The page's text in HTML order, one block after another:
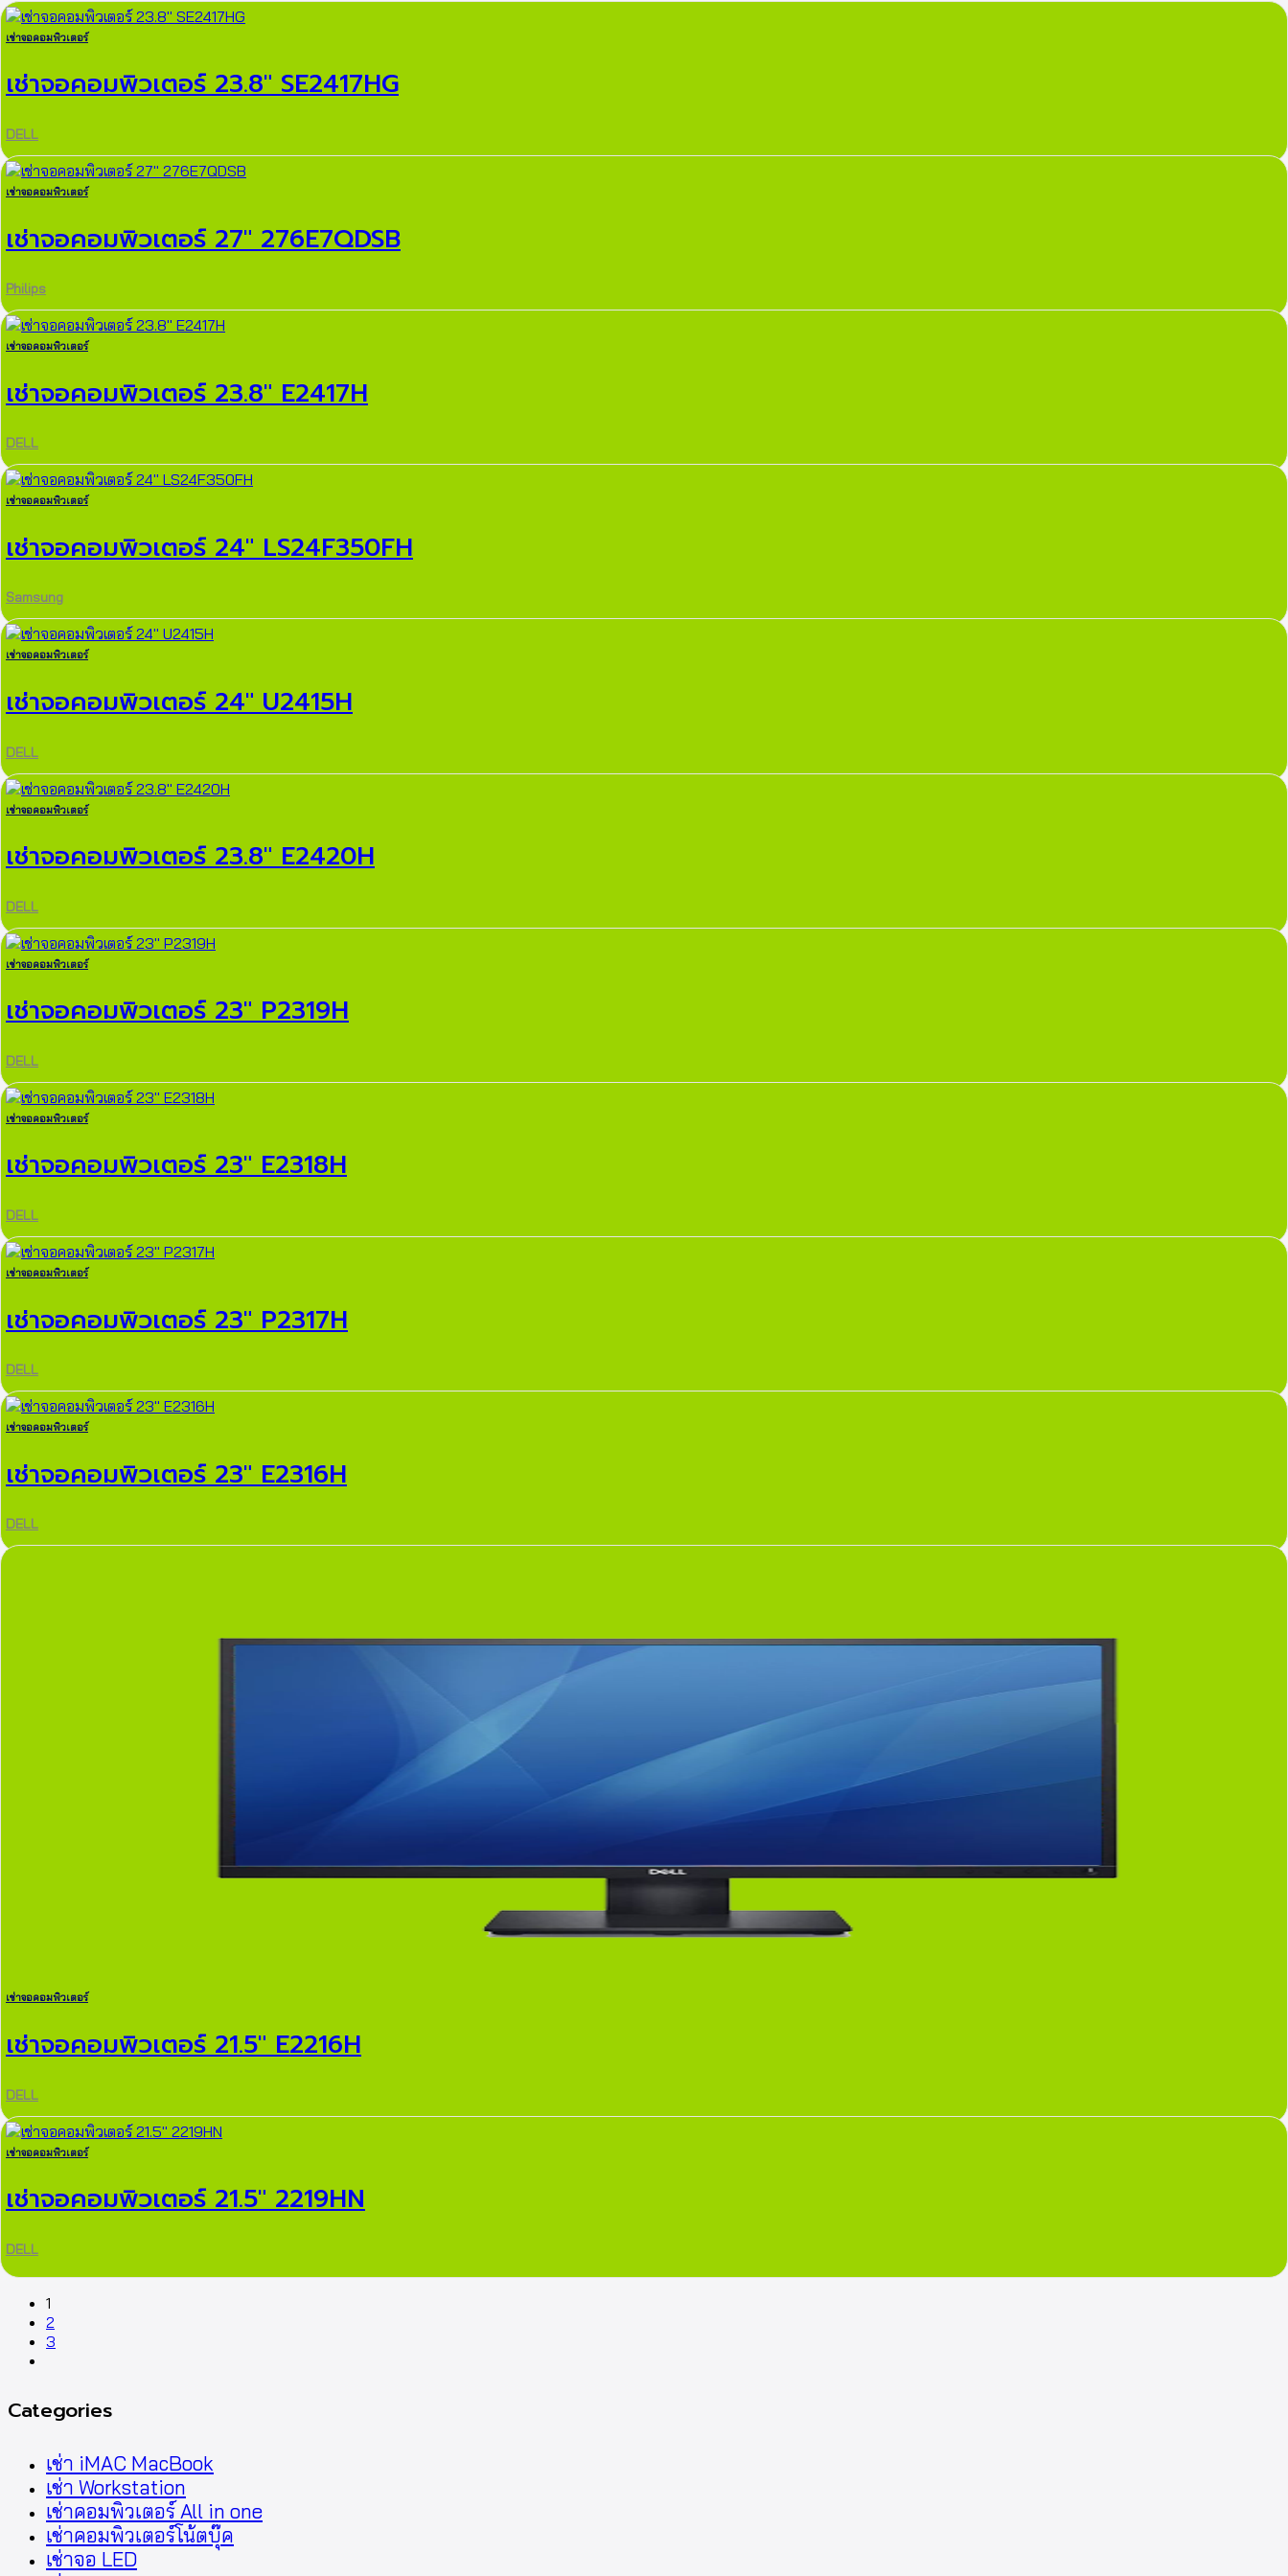
เช่าจอคอมพิวเตอร์
เช่าจอคอมพิวเตอร์ 23.8″ SE2417HG
DELL
เช่าจอคอมพิวเตอร์
เช่าจอคอมพิวเตอร์ 27″ 276E7QDSB
Philips
เช่าจอคอมพิวเตอร์
เช่าจอคอมพิวเตอร์ 23.8″ E2417H
DELL
เช่าจอคอมพิวเตอร์
เช่าจอคอมพิวเตอร์ 24″ LS24F350FH
Samsung
เช่าจอคอมพิวเตอร์
เช่าจอคอมพิวเตอร์ 24″ U2415H
DELL
เช่าจอคอมพิวเตอร์
เช่าจอคอมพิวเตอร์ 23.8″ E2420H
DELL
เช่าจอคอมพิวเตอร์
เช่าจอคอมพิวเตอร์ 23″ P2319H
DELL
เช่าจอคอมพิวเตอร์
เช่าจอคอมพิวเตอร์ 23″ E2318H
DELL
เช่าจอคอมพิวเตอร์
เช่าจอคอมพิวเตอร์ 23″ P2317H
DELL
เช่าจอคอมพิวเตอร์
เช่าจอคอมพิวเตอร์ 23″ E2316H
DELL
เช่าจอคอมพิวเตอร์
เช่าจอคอมพิวเตอร์ 21.5″ E2216H
DELL
เช่าจอคอมพิวเตอร์
เช่าจอคอมพิวเตอร์ 21.5″ 2219HN
DELL
1
2
3
Categories
เช่า iMAC MacBook
เช่า Workstation
เช่าคอมพิวเตอร์ All in one
เช่าคอมพิวเตอร์โน้ตบุ๊ค
เช่าจอ LED